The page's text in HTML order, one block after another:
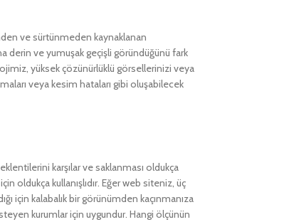
ve sürtünmeden kaynaklanan
derin ve yumuşak geçişli göründüğünü fark
yüksek çözünürlüklü görsellerinizi veya
veya kesim hataları gibi oluşabilecek
karşılar ve saklanması oldukça
oldukça kullanışlıdır. Eğer web siteniz, üç
için kalabalık bir görünümden kaçınmanıza
kurumlar için uygundur. Hangi ölçünün